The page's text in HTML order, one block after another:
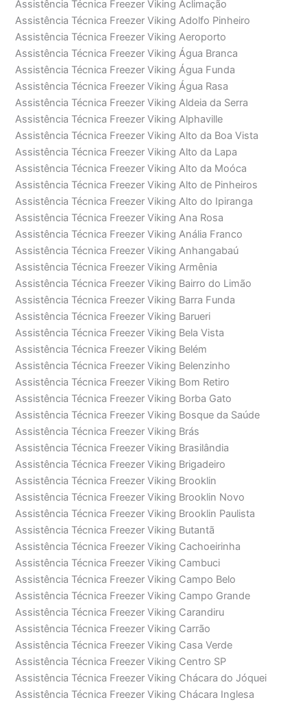
Assistência Técnica Freezer Viking Aclimação
Assistência Técnica Freezer Viking Adolfo Pinheiro
Assistência Técnica Freezer Viking Aeroporto
Assistência Técnica Freezer Viking Água Branca
Assistência Técnica Freezer Viking Água Funda
Assistência Técnica Freezer Viking Água Rasa
Assistência Técnica Freezer Viking Aldeia da Serra
Assistência Técnica Freezer Viking Alphaville
Assistência Técnica Freezer Viking Alto da Boa Vista
Assistência Técnica Freezer Viking Alto da Lapa
Assistência Técnica Freezer Viking Alto da Moóca
Assistência Técnica Freezer Viking Alto de Pinheiros
Assistência Técnica Freezer Viking Alto do Ipiranga
Assistência Técnica Freezer Viking Ana Rosa
Assistência Técnica Freezer Viking Anália Franco
Assistência Técnica Freezer Viking Anhangabaú
Assistência Técnica Freezer Viking Armênia
Assistência Técnica Freezer Viking Bairro do Limão
Assistência Técnica Freezer Viking Barra Funda
Assistência Técnica Freezer Viking Barueri
Assistência Técnica Freezer Viking Bela Vista
Assistência Técnica Freezer Viking Belém
Assistência Técnica Freezer Viking Belenzinho
Assistência Técnica Freezer Viking Bom Retiro
Assistência Técnica Freezer Viking Borba Gato
Assistência Técnica Freezer Viking Bosque da Saúde
Assistência Técnica Freezer Viking Brás
Assistência Técnica Freezer Viking Brasilândia
Assistência Técnica Freezer Viking Brigadeiro
Assistência Técnica Freezer Viking Brooklin
Assistência Técnica Freezer Viking Brooklin Novo
Assistência Técnica Freezer Viking Brooklin Paulista
Assistência Técnica Freezer Viking Butantã
Assistência Técnica Freezer Viking Cachoeirinha
Assistência Técnica Freezer Viking Cambuci
Assistência Técnica Freezer Viking Campo Belo
Assistência Técnica Freezer Viking Campo Grande
Assistência Técnica Freezer Viking Carandiru
Assistência Técnica Freezer Viking Carrão
Assistência Técnica Freezer Viking Casa Verde
Assistência Técnica Freezer Viking Centro SP
Assistência Técnica Freezer Viking Chácara do Jóquei
Assistência Técnica Freezer Viking Chácara Inglesa